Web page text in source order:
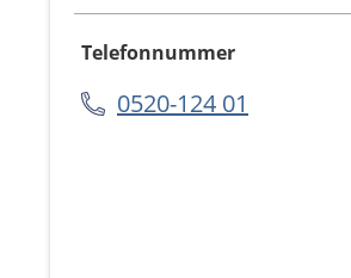
Telefonnummer
0520-124 01